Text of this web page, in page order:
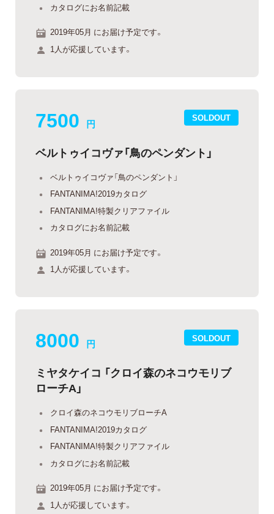
カタログにお名前記載
2019年05月 にお届け予定です。
1人が応援しています。
SOLDOUT
7500 円
ベルトゥイコヴァ「鳥のペンダント」
ベルトゥイコヴァ「鳥のペンダント」
FANTANIMA!2019カタログ
FANTANIMA!特製クリアファイル
カタログにお名前記載
2019年05月 にお届け予定です。
1人が応援しています。
SOLDOUT
8000 円
ミヤタケイコ 「クロイ森のネコウモリブ
ローチA」
クロイ森のネコウモリブローチA
FANTANIMA!2019カタログ
FANTANIMA!特製クリアファイル
カタログにお名前記載
2019年05月 にお届け予定です。
1人が応援しています。